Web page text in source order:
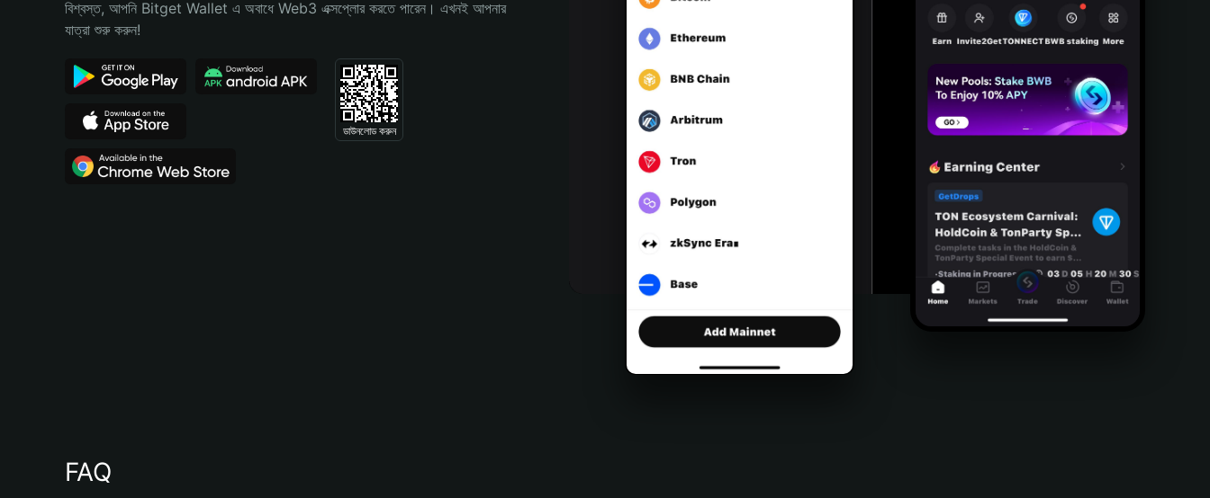
Português (Brasil)
বিশ্বস্ত, আপনি Bitget Wallet এ অবাধে Web3 এক্সপ্লোর করতে পারেন। এখনই আপনার
যাত্রা শুরু করুন!
ডাউনলোড করুন
FAQ